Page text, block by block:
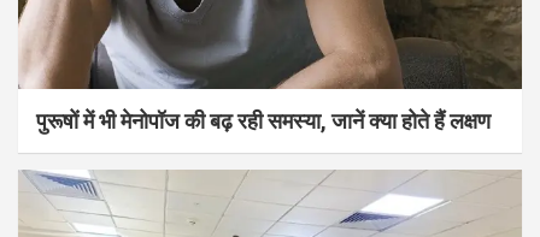
पुरूषों में भी मेनोपॉज की बढ़ रही समस्या, जानें क्या होते हैं लक्षण